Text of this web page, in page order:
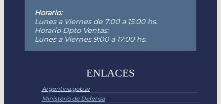
Horario:
Lunes a Viernes de 7:00 a 15:00 hs.
Horario Dpto Ventas:
Lunes a Viernes 9:00 a 17:00 hs.
ENLACES
Argentina.gob.ar
Ministerio de Defensa